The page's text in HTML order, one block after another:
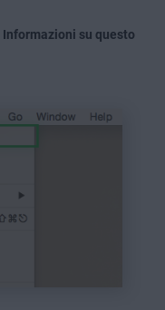
Informazioni su questo